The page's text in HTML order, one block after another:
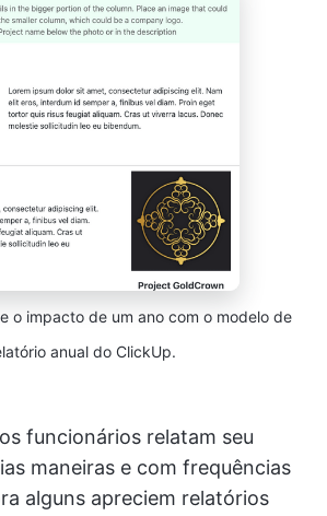
o impacto de um ano com o modelo de
anual do ClickUp.
funcionários relatam seu
maneiras e com frequências
alguns apreciem relatórios